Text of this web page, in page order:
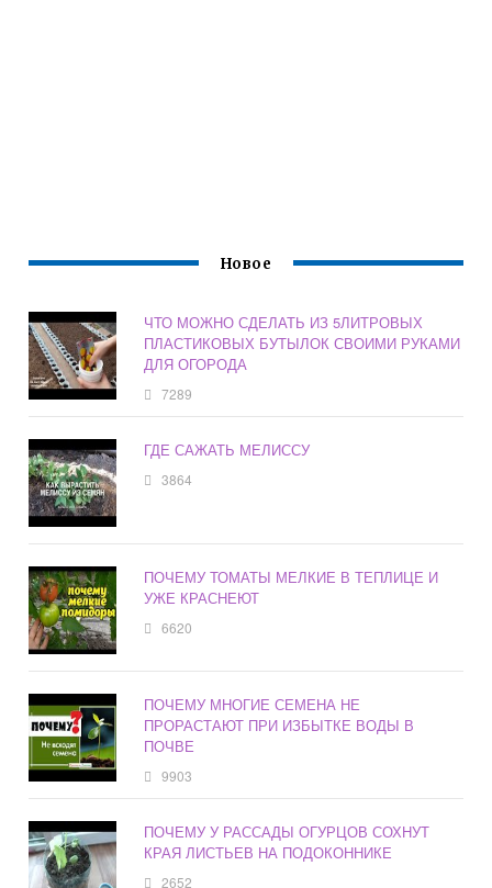
Новое
ЧТО МОЖНО СДЕЛАТЬ ИЗ 5ЛИТРОВЫХ
ПЛАСТИКОВЫХ БУТЫЛОК СВОИМИ РУКАМИ
ДЛЯ ОГОРОДА
7289
ГДЕ САЖАТЬ МЕЛИССУ
3864
ПОЧЕМУ ТОМАТЫ МЕЛКИЕ В ТЕПЛИЦЕ И
УЖЕ КРАСНЕЮТ
6620
ПОЧЕМУ МНОГИЕ СЕМЕНА НЕ
ПРОРАСТАЮТ ПРИ ИЗБЫТКЕ ВОДЫ В
ПОЧВЕ
9903
ПОЧЕМУ У РАССАДЫ ОГУРЦОВ СОХНУТ
КРАЯ ЛИСТЬЕВ НА ПОДОКОННИКЕ
2652